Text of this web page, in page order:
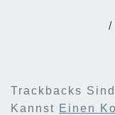
/
Trackbacks
Kannst Einen